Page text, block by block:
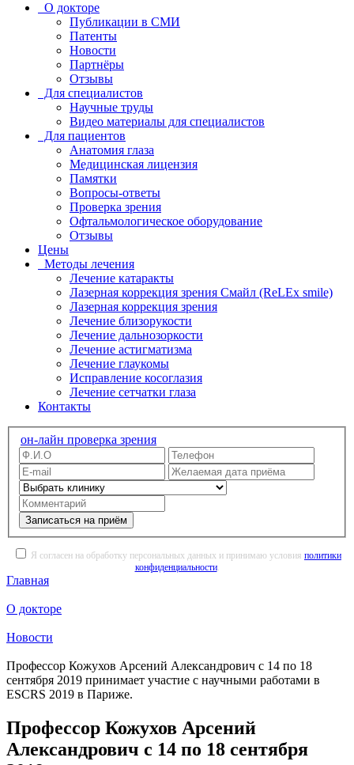
О докторе
Публикации в СМИ
Патенты
Новости
Партнёры
Отзывы
Для специалистов
Научные труды
Видео материалы для специалистов
Для пациентов
Анатомия глаза
Медицинская лицензия
Памятки
Вопросы-ответы
Проверка зрения
Офтальмологическое оборудование
Отзывы
Цены
Методы лечения
Лечение катаракты
Лазерная коррекция зрения Смайл (ReLEx smile)
Лазерная коррекция зрения
Лечение близорукости
Лечение дальнозоркости
Лечение астигматизма
Лечение глаукомы
Исправление косоглазия
Лечение сетчатки глаза
Контакты
он-лайн проверка зрения
Записаться на приём
Я согласен на обработку персональных данных и принимаю условия политики
конфиденциальности.
Главная
О докторе
Новости
Профессор Кожухов Арсений Александрович c 14 по 18
сентября 2019 принимает участие с научными работами в
ESCRS 2019 в Париже.
Профессор Кожухов Арсений
Александрович c 14 по 18 сентября